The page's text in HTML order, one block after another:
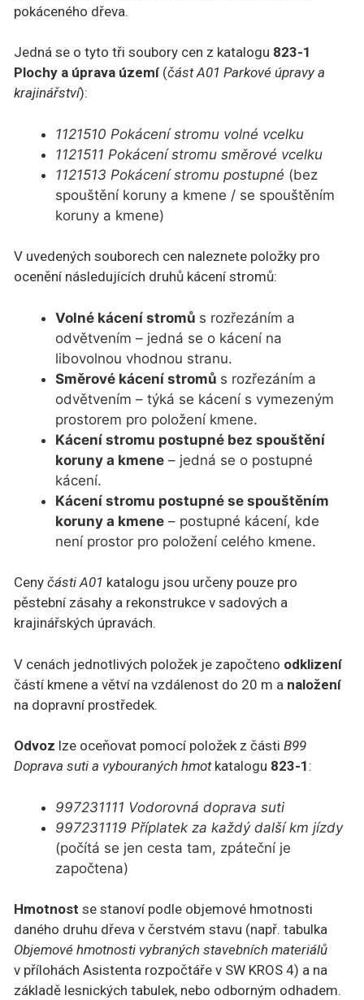
pokáceného dřeva.
Jedná se o tyto tři soubory cen z katalogu 823-1
Plochy a úprava území (část A01 Parkové úpravy a
krajinářství):
1121510 Pokácení stromu volné vcelku
1121511 Pokácení stromu směrové vcelku
1121513 Pokácení stromu postupné (bez
spouštění koruny a kmene / se spouštěním
koruny a kmene)
V uvedených souborech cen naleznete položky pro
ocenění následujících druhů kácení stromů:
Volné kácení stromů s rozřezáním a
odvětvením – jedná se o kácení na
libovolnou vhodnou stranu.
Směrové kácení stromů s rozřezáním a
odvětvením – týká se kácení s vymezeným
prostorem pro položení kmene.
Kácení stromu postupné bez spouštění
koruny a kmene – jedná se o postupné
kácení.
Kácení stromu postupné se spouštěním
koruny a kmene – postupné kácení, kde
není prostor pro položení celého kmene.
Ceny části A01 katalogu jsou určeny pouze pro
pěstební zásahy a rekonstrukce v sadových a
krajinářských úpravách.
V cenách jednotlivých položek je započteno odklizení
částí kmene a větví na vzdálenost do 20 m a naložení
na dopravní prostředek.
Odvoz lze oceňovat pomocí položek z části B99
Doprava suti a vybouraných hmotkatalogu 823-1 :
997231111 Vodorovná doprava suti
997231119 Příplatek za každý další km jízdy
(počítá se jen cesta tam, zpáteční je
započtena)
Hmotnost se stanoví podle objemové hmotnosti
daného druhu dřeva v čerstvém stavu (např. tabulka
Objemové hmotnosti vybraných stavebních materiálů
v přílohách Asistenta rozpočtáře v SW KROS 4) a na
základě lesnických tabulek, nebo odborným odhadem.